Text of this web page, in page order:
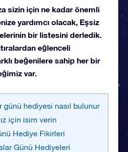
sizin için ne kadar önemli
yardımcı olacak, Eşsiz
bir listesini derledik.
eğlenceli
beğenilere sahip her bir
var.
hediyesi nasıl bulunur
için isim verin
Hediye Fikirleri
Günü Hediyeleri